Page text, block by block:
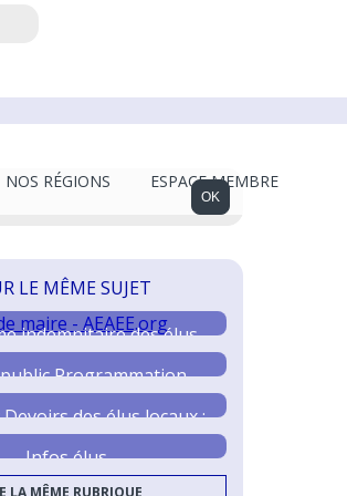
NOS RÉGIONS ESPACE MEMBRE
LE MÊME SUJET
indemnitaire des élus
locaux
Programmation
de l’énergie
des élus locaux :
du Sénat
Infos élus
LA MÊME RUBRIQUE